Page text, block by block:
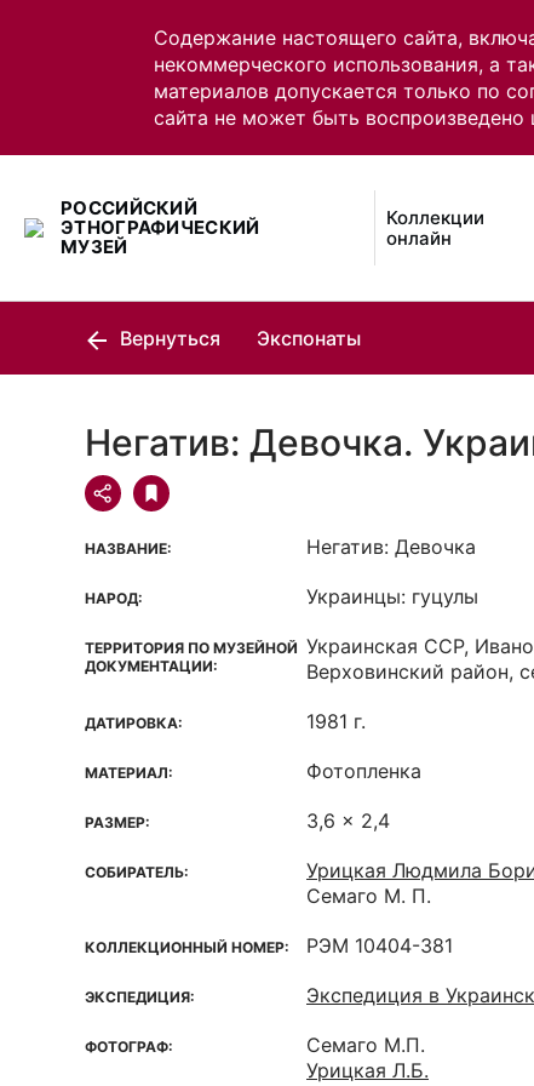
Содержание настоящего сайта,
некоммерческого использования, а
материалов допускается только по
сайта не может быть
РОССИЙСКИЙ
ЭТНОГРАФИЧЕСКИЙ
МУЗЕЙ
Коллекции
онлайн
Вернуться Экспонаты
Негатив: Девочка.
НАЗВАНИЕ: Негатив: Девочка
НАРОД: Украинцы: гуцулы
ТЕРРИТОРИЯ ПО МУЗЕЙНОЙ
ДОКУМЕНТАЦИИ:
Украинская ССР,
Верховинский район,
ДАТИРОВКА: 1981 г.
МАТЕРИАЛ: Фотопленка
РАЗМЕР: 3,6 x 2,4
СОБИРАТЕЛЬ:
Урицкая Людмила
Семаго М. П.
КОЛЛЕКЦИОННЫЙ НОМЕР: РЭМ 10404-381
ЭКСПЕДИЦИЯ: Экспедиция в
ФОТОГРАФ:
Семаго М.П.
Урицкая Л.Б.